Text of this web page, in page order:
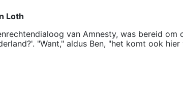
Loth
van Amnesty, was bereid
"Want," aldus Ben, "het komt ook